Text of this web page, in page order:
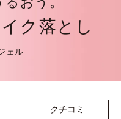
ク落とし
ェル
クチコミ